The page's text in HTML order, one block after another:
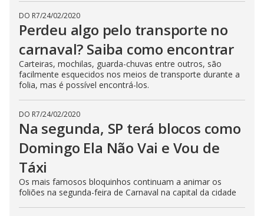
DO R7/24/02/2020
Perdeu algo pelo transporte no
carnaval? Saiba como encontrar
Carteiras, mochilas, guarda-chuvas entre outros, são
facilmente esquecidos nos meios de transporte durante a
folia, mas é possível encontrá-los.
DO R7/24/02/2020
Na segunda, SP terá blocos como
Domingo Ela Não Vai e Vou de
Táxi
Os mais famosos bloquinhos continuam a animar os
foliões na segunda-feira de Carnaval na capital da cidade